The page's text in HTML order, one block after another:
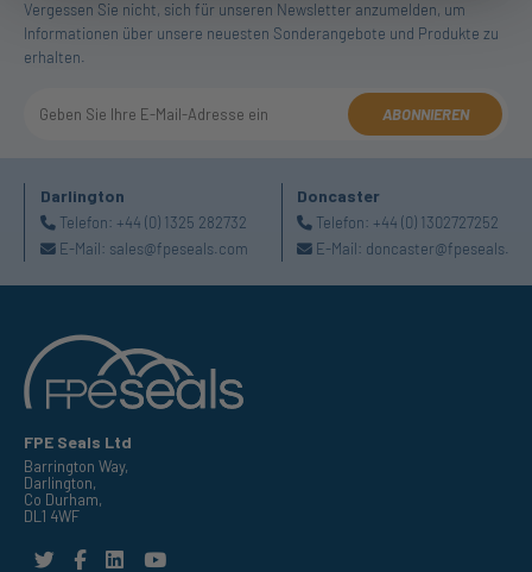
Vergessen Sie nicht, sich für unseren Newsletter anzumelden, um
Informationen über unsere neuesten Sonderangebote und Produkte zu
erhalten.
ABONNIEREN
Darlington
Telefon: +44 (0) 1325 282732
E-Mail: sales@fpeseals.com
Doncaster
Telefon: +44 (0) 1302727252
E-Mail:
FPE Seals Ltd
Barrington Way,
Darlington,
Co Durham,
DL1 4WF